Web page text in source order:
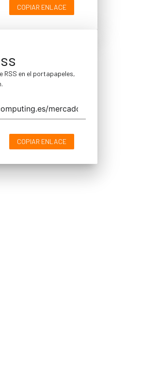
COPIAR ENLACE
RSS en el portapapeles,
COPIAR ENLACE